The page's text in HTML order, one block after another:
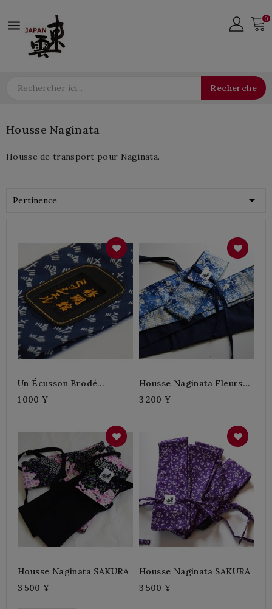
 0
Recherche
Housse Naginata
Housse de transport pour Naginata.
Pertinence 
Un Écusson Brodé
Personnalisé
1 000 ¥
Housse Naginata Fleurs
D'automne
3 200 ¥
Housse Naginata SAKURA
3 500 ¥
Housse Naginata SAKURA
3 500 ¥